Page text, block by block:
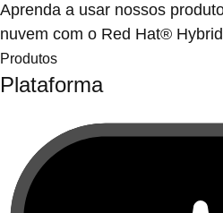
Aprenda a usar nossos
nuvem com o Red Hat®
Produtos
Plataforma